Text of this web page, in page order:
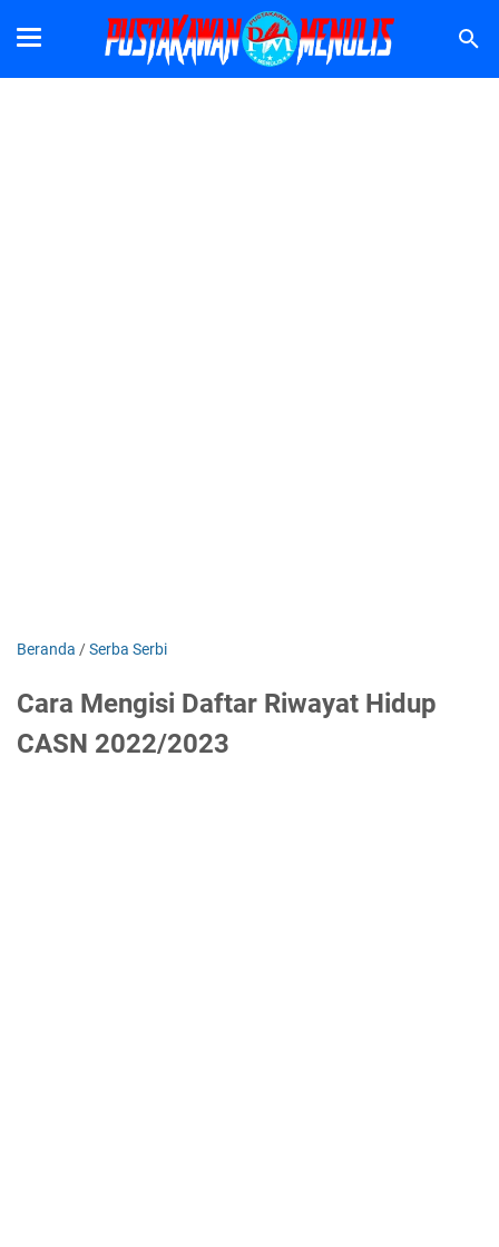
Beranda /Serba Serbi
Cara Mengisi Daftar Riwayat Hidup
CASN 2022/2023